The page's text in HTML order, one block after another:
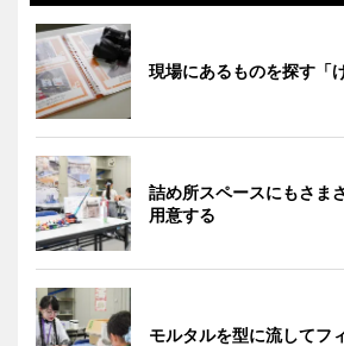
現場にあるものを探す「
詰め所スペースにもさま
用意する
モルタルを型に流してフ